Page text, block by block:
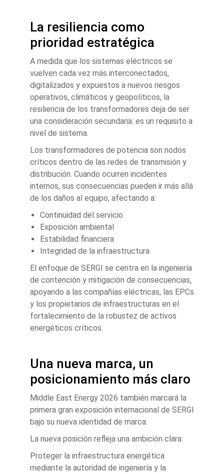
La resiliencia como
prioridad estratégica
A medida que los sistemas eléctricos se
vuelven cada vez más interconectados,
digitalizados y expuestos a nuevos riesgos
operativos, climáticos y geopolíticos, la
resiliencia de los transformadores deja de ser
una consideración secundaria: es un requisito a
nivel de sistema.
Los transformadores de potencia son nodos
críticos dentro de las redes de transmisión y
distribución. Cuando ocurren incidentes
internos, sus consecuencias pueden ir más allá
de los daños al equipo, afectando a:
Continuidad del servicio
Exposición ambiental
Estabilidad financiera
Integridad de la infraestructura
El enfoque de SERGI se centra en la ingeniería
de contención y mitigación de consecuencias,
apoyando a las compañías eléctricas, las EPCs
y los propietarios de infraestructuras en el
fortalecimiento de la robustez de activos
energéticos críticos.
Una nueva marca, un
posicionamiento más claro
Middle East Energy 2026 también marcará la
primera gran exposición internacional de SERGI
bajo su nueva identidad de marca.
La nueva posición refleja una ambición clara:
Proteger la infraestructura energética
mediante la autoridad de ingeniería y la